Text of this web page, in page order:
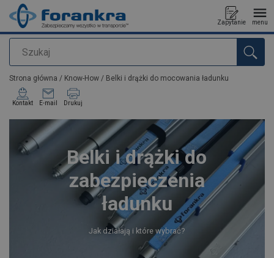
Szukaj
Zapytanie menu
Dodano do zapytania
Strona główna / Know-How / Belki i drążki do mocowania ładunku
Kontakt E-mail Drukuj
Belki i drążki do
zabezpieczenia
ładunku
Jak działają i które wybrać?